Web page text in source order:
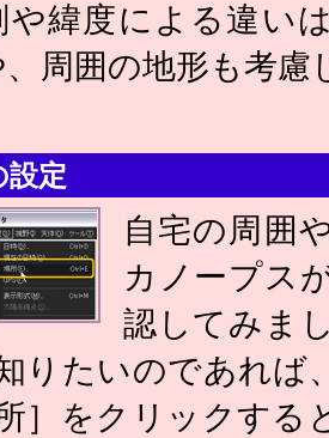
や緯度による違い
周囲の地形も考慮
設定
自宅の周囲
カノープス
認してみま
りたいのであれば
］をクリックする